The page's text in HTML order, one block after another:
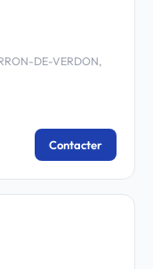
DE-VERDON,
Contacter